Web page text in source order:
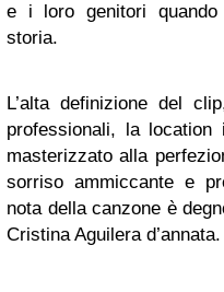
e i loro genitori
storia.
L’alta definizione del
professionali, la
masterizzato alla
sorriso ammiccante e
nota della canzone è
Cristina Aguilera d’annata.